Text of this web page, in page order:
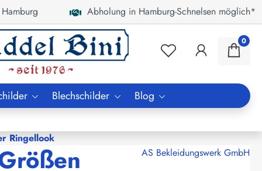
Abholung in Hamburg-Schnelsen möglich*
0
Blechschilder Blog
Ringellook
AS Bekleidungswerk GmbH